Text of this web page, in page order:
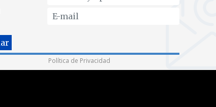
Política de Privacidad